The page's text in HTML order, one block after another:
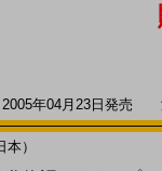
年04月23日発売
）